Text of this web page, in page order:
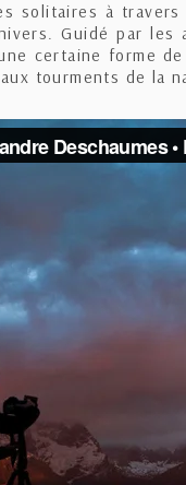
solitaires à
Guidé par
certaine forme
tourments de la